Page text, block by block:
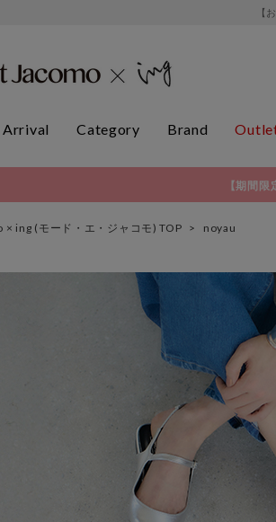
【
Arrival Category Brand
【期間
ing (モード・エ・ジャコモ) TOP > noyau